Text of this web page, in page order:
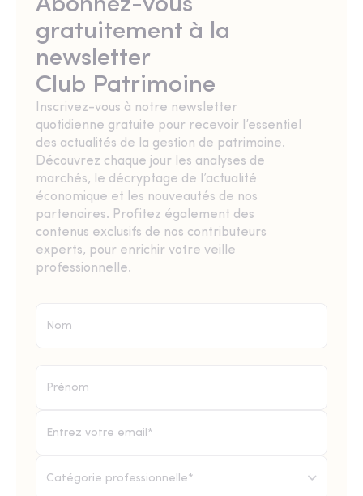
Abonnez-vous
gratuitement à la
newsletter
Club Patrimoine
Inscrivez-vous à notre newsletter
quotidienne gratuite pour recevoir l’essentiel
des actualités de la gestion de patrimoine.
Découvrez chaque jour les analyses de
marchés, le décryptage de l’actualité
économique et les nouveautés de nos
partenaires. Profitez également des
contenus exclusifs de nos contributeurs
experts, pour enrichir votre veille
professionnelle.
Catégorie professionnelle*